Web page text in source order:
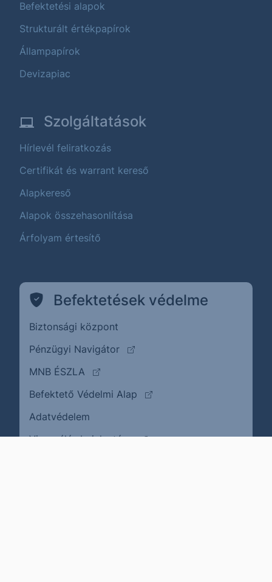
Befektetési alapok
Strukturált értékpapírok
Állampapírok
Devizapiac
Szolgáltatások
Hírlevél feliratkozás
Certifikát és warrant kereső
Alapkereső
Alapok összehasonlítása
Árfolyam értesítő
Befektetések védelme
Biztonsági központ
Pénzügyi Navigátor
(külső oldalra ugrik)
MNB ÉSZLA
(külső oldalra ugrik)
Befektető Védelmi Alap
(külső oldalra ugrik)
Adatvédelem
Visszaélés bejelentése(külső oldalra ugrik)